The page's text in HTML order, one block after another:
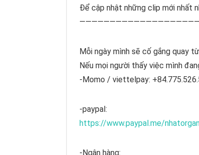
Để cập nhật những clip mới nhất
————————————————————
Mỗi ngày mình sẽ cố gắng quay
Nếu mọi người thấy việc mình
-Momo / viettelpay:
-paypal:
https://www.paypal.me/
-Ngân hàng: